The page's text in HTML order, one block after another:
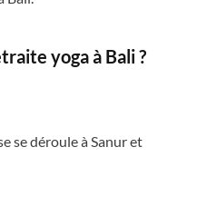
yoga à Bali ?
se déroule à Sanur et